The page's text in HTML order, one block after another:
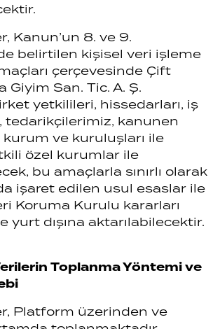
Kanun’un 8. ve 9.
belirtilen kişisel veri işleme
çerçevesinde Çift
Giyim San. Tic. A. Ş.
yetkilileri, hissedarları, iş
tedarikçilerimiz, kanunen
ve kuruluşları ile
özel kurumlar ile
bu amaçlarla sınırlı olarak
işaret edilen usul esaslar ile
Koruma Kurulu kararları
yurt dışına aktarılabilecektir.
Toplanma Yöntemi ve
Platform üzerinden ve